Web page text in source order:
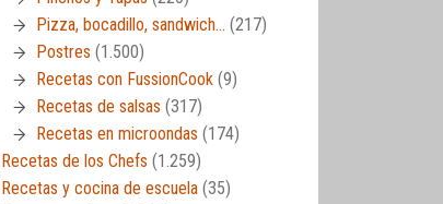
Pizza, bocadillo, sandwich… (217)
Postres (1.500)
Recetas con FussionCook (9)
Recetas de salsas (317)
Recetas en microondas (174)
Recetas de los Chefs (1.259)
Recetas y cocina de escuela (35)